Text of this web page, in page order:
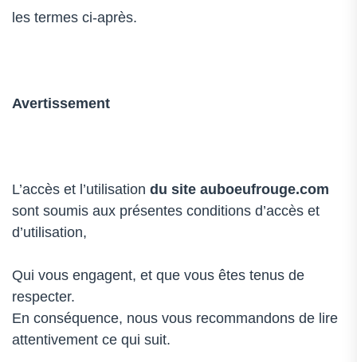
les termes ci-après.
Avertissement
L’accès et l’utilisation du site auboeufrouge.com
sont soumis aux présentes conditions d’accès et
d’utilisation,
Qui vous engagent, et que vous êtes tenus de
respecter.
En conséquence, nous vous recommandons de lire
attentivement ce qui suit.